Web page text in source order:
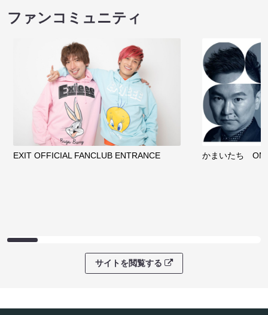
ファンコミュニティ
EXIT OFFICIAL FANCLUB ENTRANCE かまいたち
サイトを閲覧する